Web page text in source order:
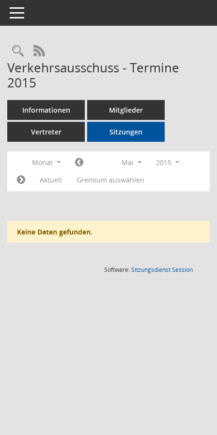
Toggle navigation
Rechercheauswahl
RSS-Feed
Verkehrsausschuss - Termine
2015
Informationen Mitglieder
Vertreter Sitzungen
Monat Mai
2015
Aktuell
Gremium auswählen
Keine Daten gefunden.
Software:SitzungsdienstSession(Wird in